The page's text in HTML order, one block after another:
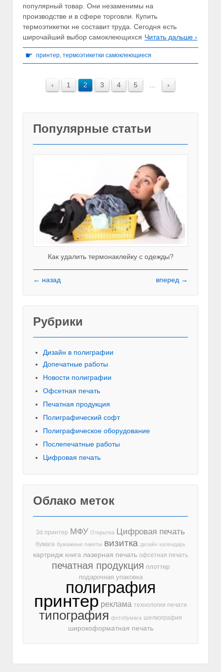
популярный товар. Они незаменимы на
производстве и в сфере торговли. Купить
термоэтикетки не составит труда. Сегодня есть
широчайший выбор самоклеющихся Читать дальше ›
☛ принтер термоэтикетки самоклеющиеся
‹ 1 2 3 4 5 ›
Популярные статьи
Как удалить термонаклейку с одежды?
← назад вперед →
Рубрики
Дизайн в полиграфии
Допечатные работы
Новости полиграфии
Офсетная печать
Печатная продукция
Полиграфический софт
Полиграфическое оборудование
Послепечатные работы
Цифровая печать
Облако меток
3d принтер МФУ Открытка Цифровая печать
бумага бумажные пакеты визитка дизайн календарь
картридж книга лазерная печать офсетная печать
печатная продукция плоттер
подарочная упаковка
полиграфия
принтер реклама технология печати
типография фотобумага шелкография
широкоформатная печать